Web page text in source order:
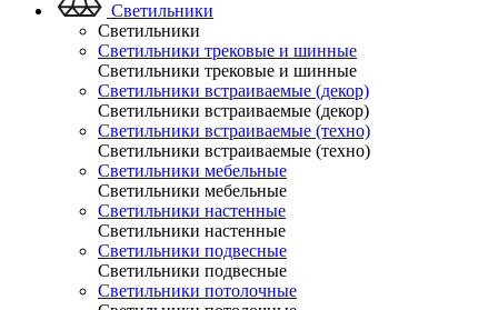
Светильники
Светильники
Светильники трековые и шинные
Светильники трековые и шинные
Светильники встраиваемые (декор)
Светильники встраиваемые (декор)
Светильники встраиваемые (техно)
Светильники встраиваемые (техно)
Светильники мебельные
Светильники мебельные
Светильники настенные
Светильники настенные
Светильники подвесные
Светильники подвесные
Светильники потолочные